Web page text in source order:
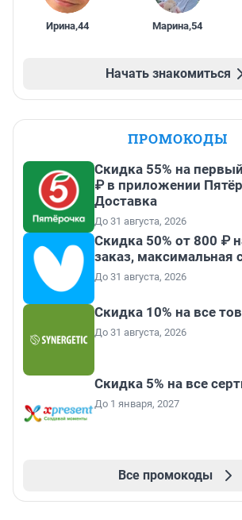
Ирина,44 Марина,54
Начать знакомиться
ПРОМОКОДЫ
Скидка 55% на
₽ в приложении
Доставка
До 31 августа, 2026
Скидка 50% от 800 ₽
заказ, максимальная
До 31 августа, 2026
Скидка 10% на все
До 31 августа, 2026
Скидка 5% на все
До 1 января, 2027
Все промокоды